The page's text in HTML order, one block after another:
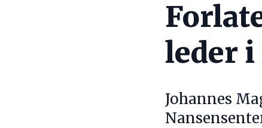
leder
Johannes